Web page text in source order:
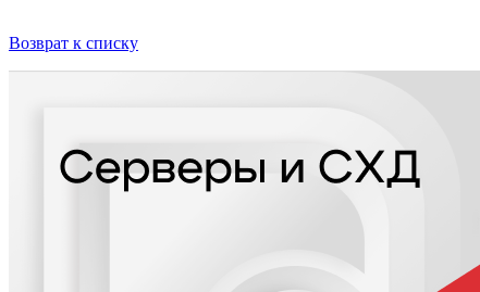
Возврат к списку